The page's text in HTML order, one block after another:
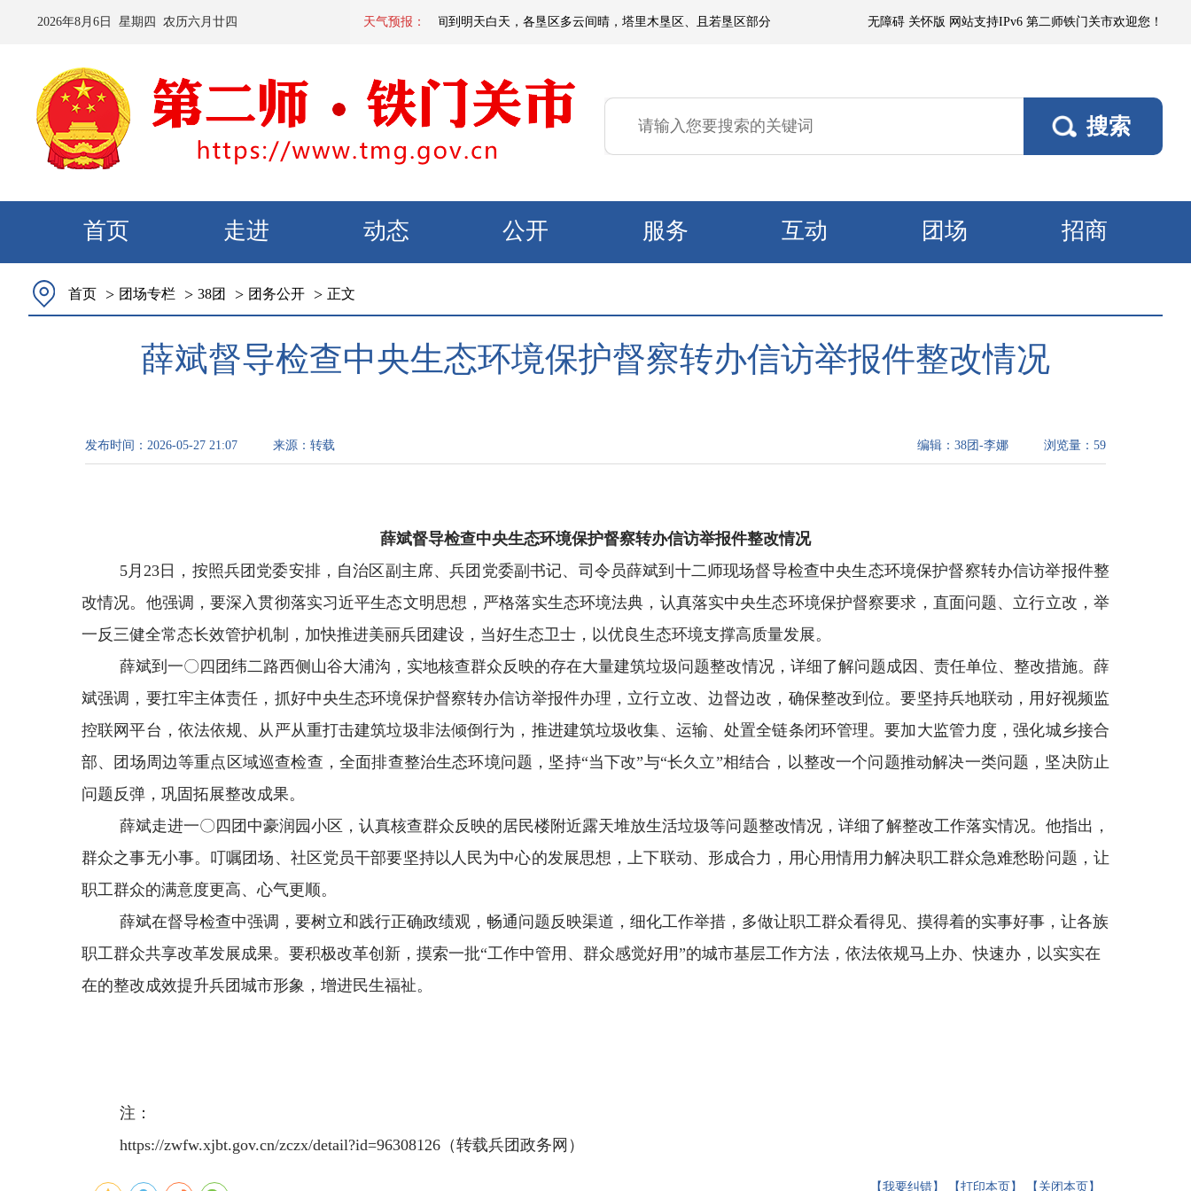
2026年8月 6 日 星期 四 农历六月廿四 天气预报：
预计：今天夜间到明天白天，各垦区多云间晴，塔里木垦区、且若垦区部分区域有短时扬沙或浮尘，局部有微到小阵雨；各垦区阵风4～5级，南部垦
无障碍 关怀版 网站支持IPv6 第二师铁门关市欢迎您！
首页 走进 动态 公开 服务 互动 团场 招商
首页 > 团场专栏 > 38团 > 团务公开 > 正文
薛斌督导检查中央生态环境保护督察转办信访举报件整改情况
发布时间： 2026-05-27 21:07 来源： 转载 浏览量： 59
编辑： 38团-李娜
薛斌督导检查中央生态环境保护督察转办信访举报件整改情况
5月 23 日，按照兵团党委安排，自治区副主席、兵团党委副书记、司令员薛斌到十二师现场督导检查中央生态环境保护督察转办信访举报件整
改情况。他强调，要深入贯彻落实习近平生态文明思想，严格落实生态环境法典，认真落实中央生态环境保护督察要求，直面问题、立行立改，举
一反三健全常态长效管护机制，加快推进美丽兵团建设，当好生态卫士，以优良生态环境支撑高质量发展。
薛斌到一〇四团纬二路西侧山谷大浦沟，实地核查群众反映的存在大量建筑垃圾问题整改情况，详细了解问题成因、责任单位、整改措施。薛
斌强调，要扛牢主体责任，抓好中央生态环境保护督察转办信访举报件办理，立行立改、边督边改，确保整改到位。要坚持兵地联动，用好视频监
控联网平台，依法依规、从严从重打击建筑垃圾非法倾倒行为，推进建筑垃圾收集、运输、处置全链条闭环管理。要加大监管力度，强化城乡接合
部、团场周边等重点区域巡查检查，全面排查整治生态环境问题，坚持“当下改”与“长久立”相结合，以整改一个问题推动解决一类问题，坚决防止
问题反弹，巩固拓展整改成果。
薛斌走进一〇四团中豪润园小区，认真核查群众反映的居民楼附近露天堆放生活垃圾等问题整改情况，详细了解整改工作落实情况。他指出，
群众之事无小事。叮嘱团场、社区党员干部要坚持以人民为中心的发展思想，上下联动、形成合力，用心用情用力解决职工群众急难愁盼问题，让
职工群众的满意度更高、心气更顺。
薛斌在督导检查中强调，要树立和践行正确政绩观，畅通问题反映渠道，细化工作举措，多做让职工群众看得见、摸得着的实事好事，让各族
职工群众共享改革发展成果。要积极改革创新，摸索一批“工作中管用、群众感觉好用”的城市基层工作方法，依法依规马上办、快速办，以实实在
在的整改成效提升兵团城市形象，增进民生福祉。
注：
https://zwfw.xjbt.gov.cn/zczx/detail?id=96308126（转载兵团政务网）
【我要纠错】 【打印本页】 【关闭本页】